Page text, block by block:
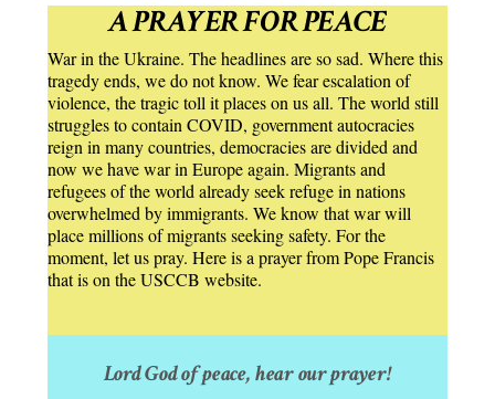
A PRAYER FOR PEACE
War in the Ukraine. The headlines are so sad. Where this
tragedy ends, we do not know. We fear escalation of
violence, the tragic toll it places on us all. The world still
struggles to contain COVID, government autocracies
reign in many countries, democracies are divided and
now we have war in Europe again. Migrants and
refugees of the world already seek refuge in nations
overwhelmed by immigrants. We know that war will
place millions of migrants seeking safety. For the
moment, let us pray. Here is a prayer from Pope Francis
that is on the USCCB website.
Lord God of peace, hear our prayer!